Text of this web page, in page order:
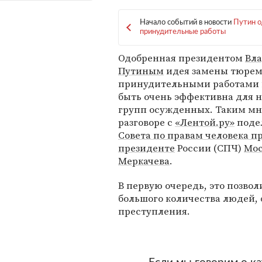
Начало событий в новости
Путин
принудительные работы
Одобренная президентом
Путинымидея замены
принудительными работами
быть очень эффективна для
групп осужденных. Таким
разговоре с «Лентой.ру»
Совета по правам человека
президенте России (СПЧ)
Меркачева.
В первую очередь, это
большого количества
преступления.